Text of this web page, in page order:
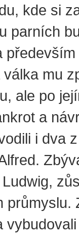
kde si
parních
válka mu
ale po
a
i dva
průmyslu.